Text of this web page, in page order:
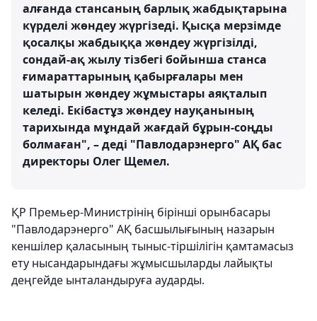
алғанда стансаның барлық жабдықтарына
күрделі жөндеу жүргізеді. Қысқа мерзімде
қосалқы жабдыққа жөндеу жүргізілді,
сондай-ақ жылу тізбегі бойынша станса
ғимараттарының қабырғалары мен
шатырын жөндеу жұмыстары аяқталып
келеді. Екібастұз жөндеу науқанының
тарихында мұндай жағдай бұрын-соңды
болмаған", – деді "Павлодарэнерго" АҚ бас
директоры Олег Щемел.
ҚР Премьер-Министрінің бірінші орынбасары
"Павлодарэнерго" АҚ басшылығының назарын
кеншілер қаласының тыныс-тіршілігін қамтамасыз
ету нысандарындағы жұмысшыларды лайықты
деңгейде ынталандыруға аударды.